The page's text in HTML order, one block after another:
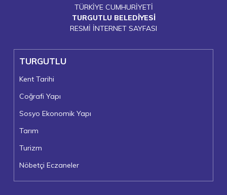
TÜRKİYE CUMHURİYETİ
TURGUTLU BELEDİYESİ
RESMİ İNTERNET SAYFASI
TURGUTLU
Kent Tarihi
Coğrafi Yapı
Sosyo Ekonomik Yapı
Tarım
Turizm
Nöbetçi Eczaneler